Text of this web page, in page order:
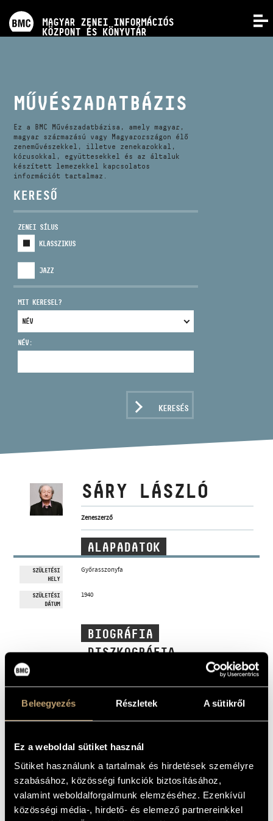
Beleegyezés Részletek A sütikről
Ez a weboldal sütiket használ
Sütiket használunk a tartalmak és hirdetések személyre
szabásához, közösségi funkciók biztosításához,
valamint weboldalforgalmunk elemzéséhez. Ezenkívül
közösségi média-, hirdető- és elemező partnereinkkel
MAGYAR ZENEI INFORMÁCIÓS
KÖZPONT ÉS KÖNYVTÁR
KÉPZÉSEK
KIADVÁNYOK
RÓLUNK
KAPCSOLAT
VIDEÓ GALÉRIA
NYITVA TARTÁS
MŰVÉSZADATBÁZIS
ZENEMŰ-ADATBÁZIS
MŰVÉSZADATBÁZIS
Ez a BMC Művészadatbázisa, amely magyar,
magyar származású vagy Magyarországon élő
zeneművészekkel, illetve zenekarokkal,
kórusokkal, együttesekkel és az általuk
készített lemezekkel kapcsolatos
információt tartalmaz.
KERESŐ
ZENEI SÍLUS
KLASSZIKUS
JAZZ
MIT KERESEL?
NÉV:
KERESÉS
SÁRY LÁSZLÓ
Zeneszerző
ALAPADATOK
SZÜLETÉSI
HELY
Győrasszonyfa
SZÜLETÉSI
DÁTUM
1940
BIOGRÁFIA
DISZKOGRÁFIA
Zeneszerző, zenepedagógus, az Új Zenei Stúdió alapítótagja.
1966-ban zeneszerzői diplomát szerzett a budapesti Liszt
Zoltánnal, Vidovszky Lászlóval, Eötvös Péterrel és Kocsis
hamarosan nemzetközileg is jól ismert zeneszerzői és
előadói műhellyé vált, s 1972 és 1990 között több, mint 600
kortárs zenei művet mutatott be. A Stúdió tevékenységében
mint zeneszerző és mint előadó is részt vett saját és más
szerzők műveinek előadását és terjesztését illetően. Mindkét
minőségében fellépett számos országban.
1972-ben Darmstadtban tett látogatása alkalmával